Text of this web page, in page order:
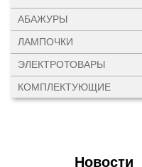
АБАЖУРЫ
ЛАМПОЧКИ
ЭЛЕКТРОТОВАРЫ
КОМПЛЕКТУЮЩИЕ
Новости